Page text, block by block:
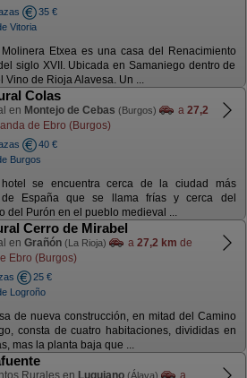
35 €
Vitoria
Etxea es una casa del Renacimiento
siglo XVII. Ubicada en Samaniego dentro de
Vino de Rioja Alavesa. Un ...
Colas
en Montejo de Cebas (Burgos) a 27,2
de Ebro (Burgos)
40 €
Burgos
se encuentra cerca de la ciudad más
de España que se llama frías y cerca del
del Purón en el pueblo medieval ...
Cerro de Mirabel
en Grañón (La Rioja) a 27,2 km de
Ebro (Burgos)
25 €
Logroño
de nueva construcción, en mitad del Camino
consta de cuatro habitaciones, divididas en
mas la planta baja que ...
Rurales en Luquiano (Álava)
a